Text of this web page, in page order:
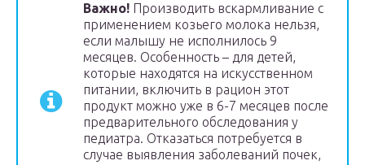
Важно! Производить вскармливание с
применением козьего молока нельзя,
если малышу не исполнилось 9
месяцев. Особенность – для детей,
которые находятся на искусственном
питании, включить в рацион этот
продукт можно уже в 6-7 месяцев после
предварительного обследования у
педиатра. Отказаться потребуется в
случае выявления заболеваний почек,